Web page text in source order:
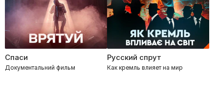
Спаси
Документальний фильм
Русский спрут
Как кремль влияет на мир